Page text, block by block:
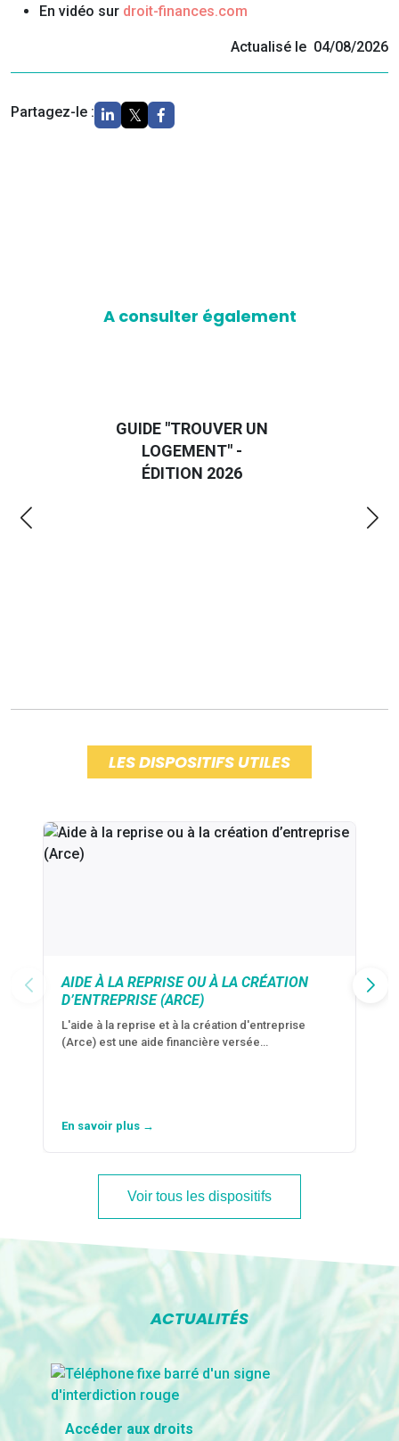
En vidéo sur droit-finances.com
Actualisé le 04/08/2026
Partagez-le :
A consulter également
GUIDE "TROUVER UN
LOGEMENT" -
ÉDITION 2026
LES DISPOSITIFS UTILES
AIDE À LA REPRISE OU À LA CRÉATION
D’ENTREPRISE (ARCE)
L'aide à la reprise et à la création d'entreprise
(Arce) est une aide financière versée…
En savoir plus →
Voir tous les dispositifs
ACTUALITÉS
Accéder aux droits